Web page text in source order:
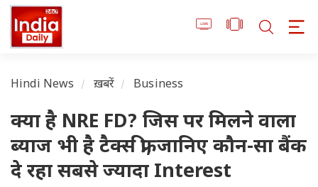
Hindi News ख़बरें Business
क्या है NRE FD? जिस पर मिलने वाला
ब्याज भी है टैक्स फ्री, जानिए कौन-सा बैंक
दे रहा सबसे ज्यादा Interest